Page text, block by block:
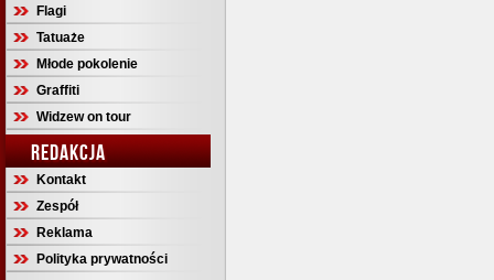
Flagi
Tatuaże
Młode pokolenie
Graffiti
Widzew on tour
REDAKCJA
Kontakt
Zespół
Reklama
Polityka prywatności